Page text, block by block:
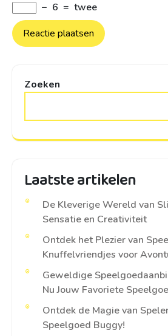
− 6 = twee
Zoeken
Laatste artikelen
De Kleverige Wereld van
Sensatie en Creativiteit
Ontdek het Plezier van
Knuffelvriendjes voor
Geweldige
Nu Jouw Favoriete
Ontdek de Magie van
Speelgoed Buggy!